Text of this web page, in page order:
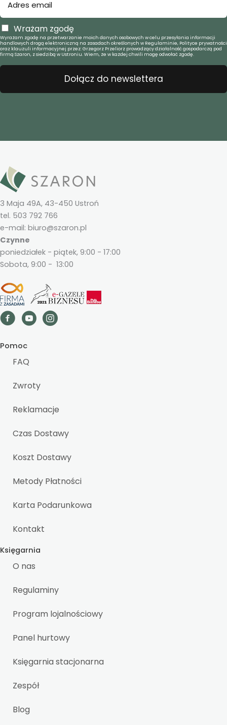
Wrażam zgodę
Wyrażam zgodę na przetwarzanie moich danych osobowych w celu przesyłania informacji
handlowych drogą elektroniczną na zasadach określonych w Regulaminie, Polityce prywatności
oraz klauzuli informacyjnej przez: Grzegorz Przeliorz prowadzący działalność gospodarczą pod
firmą Szaron, z siedzibą w Ustroniu. Wiem, że w każdej chwili mogę odwołać zgodę.
Dołącz do newslettera
3 Maja 49A, 43-450 Ustroń
tel. 503 792 766
e-mail: biuro@szaron.pl
Czynne
poniedziałek - piątek, 9:00 - 17:00
Sobota, 9:00 - 13:00
Pomoc
FAQ
Zwroty
Reklamacje
Czas Dostawy
Koszt Dostawy
Metody Płatności
Karta Podarunkowa
Kontakt
Księgarnia
O nas
Regulaminy
Program lojalnościowy
Panel hurtowy
Księgarnia stacjonarna
Zespół
Blog